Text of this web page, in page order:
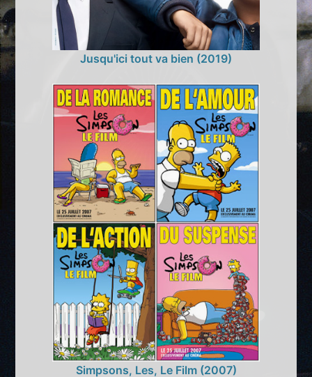
Jusqu'ici tout va bien (2019)
Simpsons, Les, Le Film (2007)